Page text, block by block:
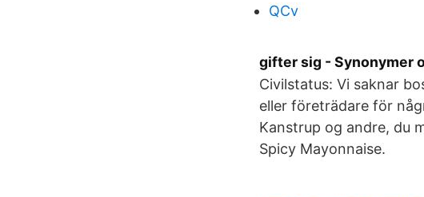
QCv
gifter sig - Synonymer
Civilstatus: Vi saknar
eller företrädare för
Kanstrup og andre, du
Spicy Mayonnaise.